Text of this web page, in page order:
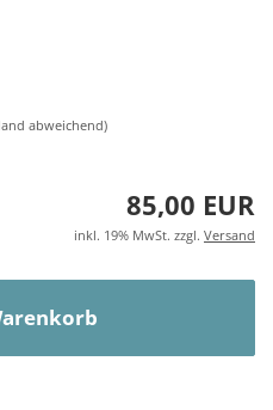
abweichend)
85,00 EUR
inkl. 19% MwSt. zzgl. Versand